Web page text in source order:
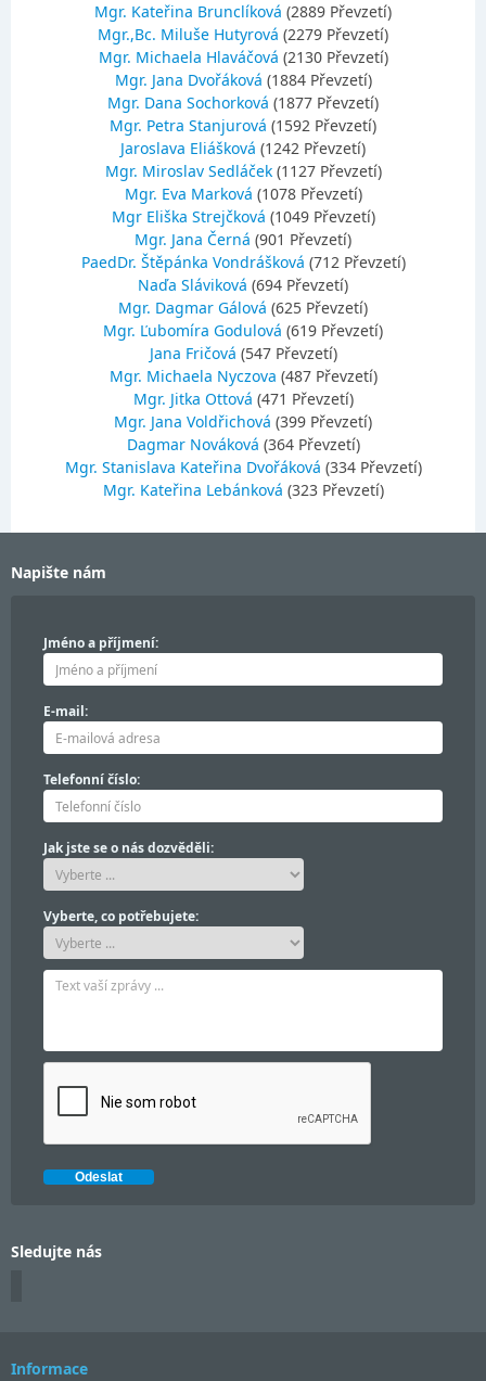
Mgr. Kateřina Brunclíková (2889 Převzetí)
Mgr.,Bc. Miluše Hutyrová (2279 Převzetí)
Mgr. Michaela Hlaváčová (2130 Převzetí)
Mgr. Jana Dvořáková (1884 Převzetí)
Mgr. Dana Sochorková (1877 Převzetí)
Mgr. Petra Stanjurová (1592 Převzetí)
Jaroslava Eliášková (1242 Převzetí)
Mgr. Miroslav Sedláček (1127 Převzetí)
Mgr. Eva Marková (1078 Převzetí)
Mgr Eliška Strejčková (1049 Převzetí)
Mgr. Jana Černá (901 Převzetí)
PaedDr. Štěpánka Vondrášková (712 Převzetí)
Naďa Sláviková (694 Převzetí)
Mgr. Dagmar Gálová (625 Převzetí)
Mgr. Ľubomíra Godulová (619 Převzetí)
Jana Fričová (547 Převzetí)
Mgr. Michaela Nyczova (487 Převzetí)
Mgr. Jitka Ottová (471 Převzetí)
Mgr. Jana Voldřichová (399 Převzetí)
Dagmar Nováková (364 Převzetí)
Mgr. Stanislava Kateřina Dvořáková (334 Převzetí)
Mgr. Kateřina Lebánková (323 Převzetí)
Napište nám
Jméno a příjmení:
E-mail:
Telefonní číslo:
Jak jste se o nás dozvěděli:
Vyberte, co potřebujete:
Sledujte nás
Informace